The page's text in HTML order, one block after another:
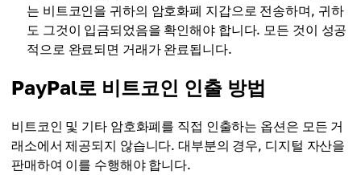
는 비트코인을 귀하의 암호화폐 지갑으로 전송하며, 귀하
도 그것이 입금되었음을 확인해야 합니다. 모든 것이 성공
적으로 완료되면 거래가 완료됩니다.
PayPal로 비트코인 인출 방법
비트코인 및 기타 암호화폐를 직접 인출하는 옵션은 모든 거
래소에서 제공되지 않습니다. 대부분의 경우, 디지털 자산을
판매하여 이를 수행해야 합니다.